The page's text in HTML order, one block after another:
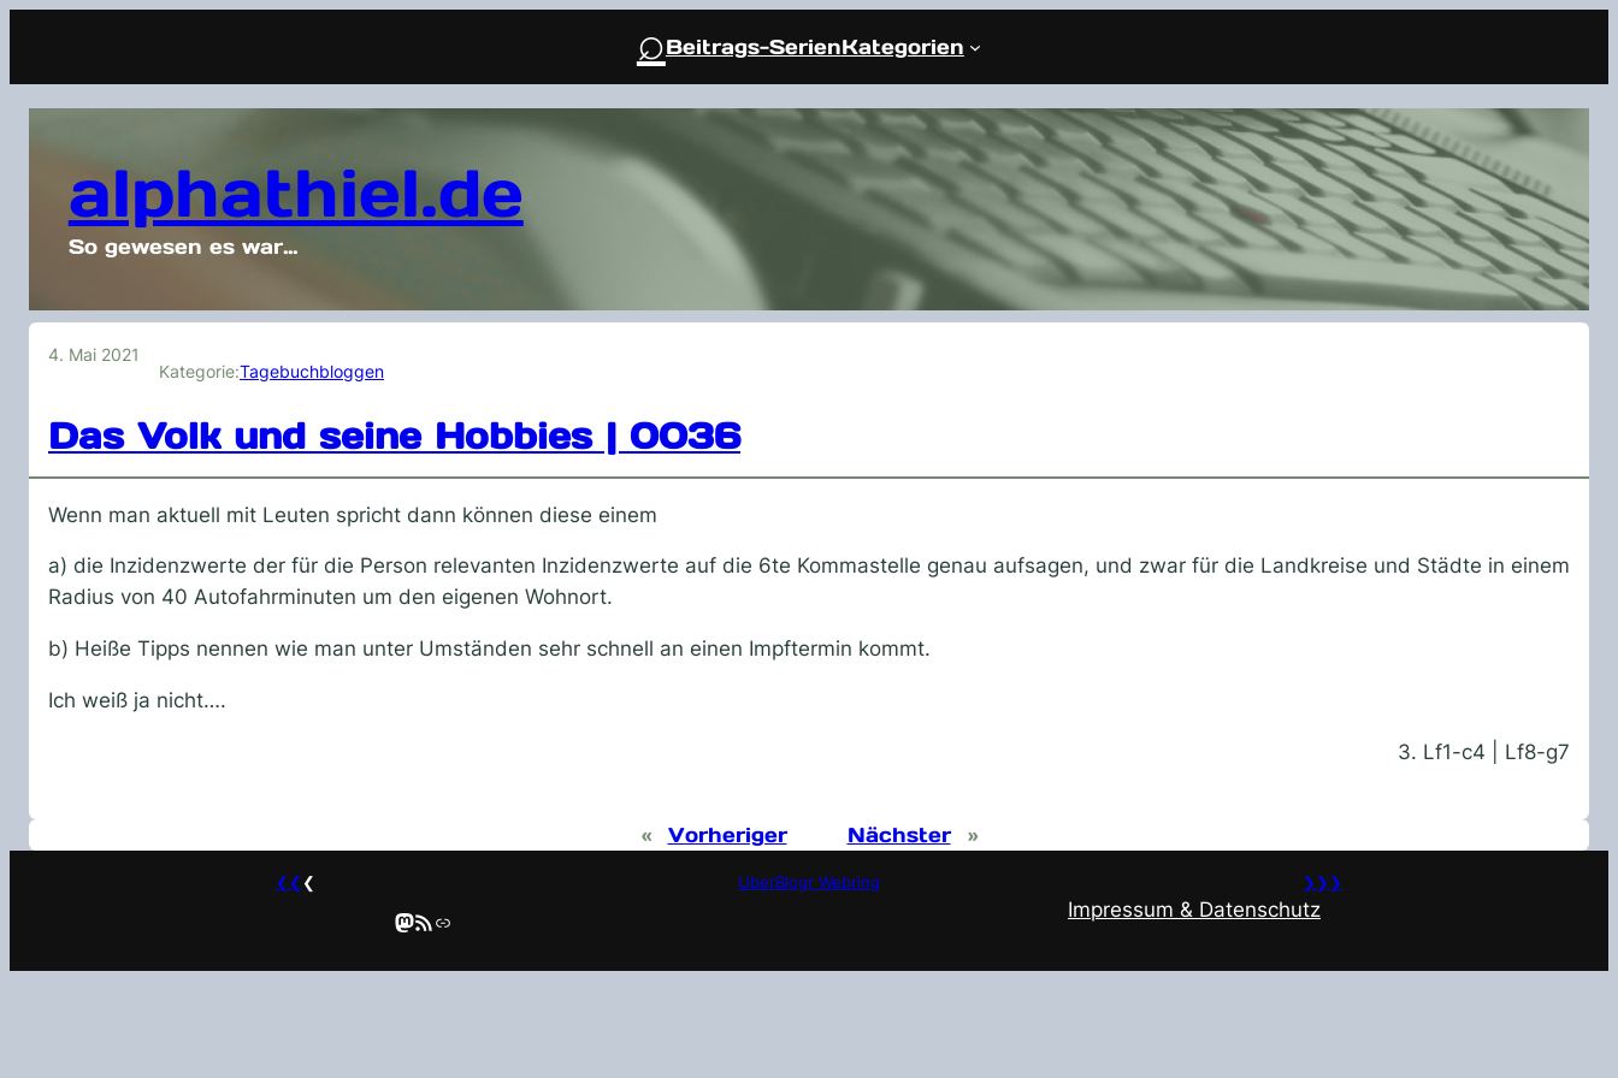
⌕Beitrags-SerienKategorien
alphathiel.de
So gewesen es war…
4. Mai 2021
Kategorie:Tagebuchbloggen
Das Volk und seine Hobbies | 0036
Wenn man aktuell mit Leuten spricht dann können diese einem
a) die Inzidenzwerte der für die Person relevanten Inzidenzwerte auf die 6te Kommastelle genau aufsagen, und zwar für die Landkreise und Städte in einem
Radius von 40 Autofahrminuten um den eigenen Wohnort.
b) Heiße Tipps nennen wie man unter Umständen sehr schnell an einen Impftermin kommt.
Ich weiß ja nicht….
3. Lf1-c4 | Lf8-g7
« Vorheriger Nächster »
❮❮ ❮ UberBlogr Webring ❯❯❯
Mastodon RSS-Feed Link Impressum & Datenschutz